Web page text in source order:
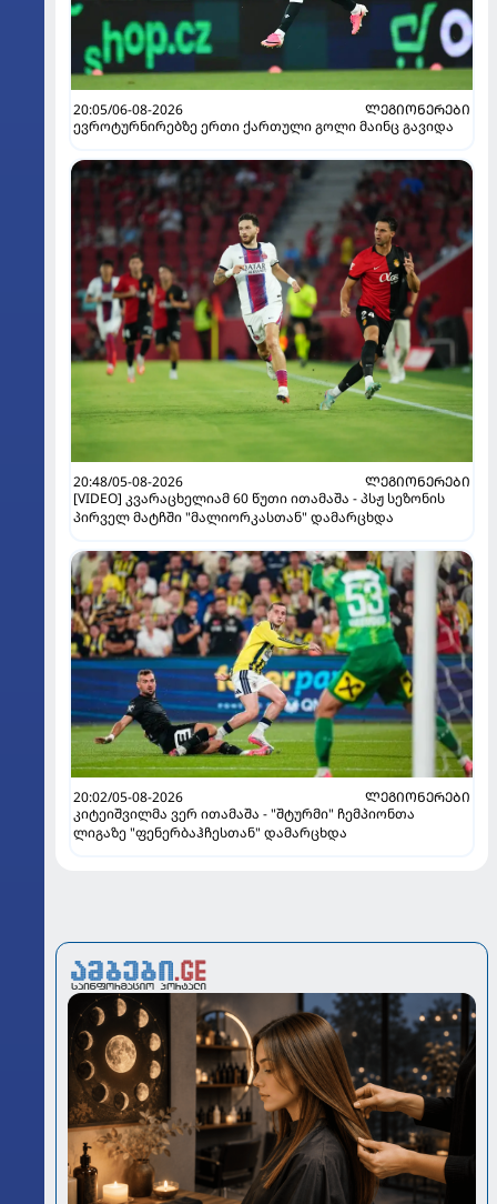
20:05/06-08-2026
ᲚᲔᲒᲘᲝᲜᲔᲠᲔᲑᲘ
ევროტურნირებზე ერთი ქართული გოლი მაინც გავიდა
20:48/05-08-2026
ᲚᲔᲒᲘᲝᲜᲔᲠᲔᲑᲘ
[VIDEO] კვარაცხელიამ 60 წუთი ითამაშა - პსჟ სეზონის
პირველ მატჩში "მალიორკასთან" დამარცხდა
20:02/05-08-2026
ᲚᲔᲒᲘᲝᲜᲔᲠᲔᲑᲘ
კიტეიშვილმა ვერ ითამაშა - "შტურმი" ჩემპიონთა
ლიგაზე "ფენერბაჰჩესთან" დამარცხდა